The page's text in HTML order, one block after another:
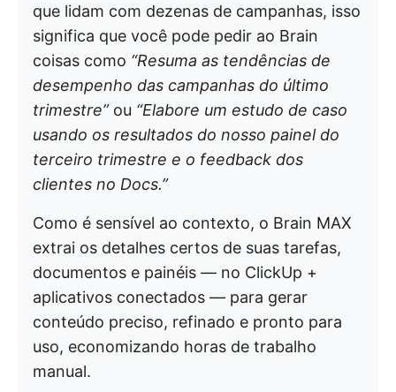
que lidam com dezenas de campanhas, isso
significa que você pode pedir ao Brain
coisas como “Resuma as tendências de
desempenho das campanhas do último
trimestre”ou “Elabore um estudo de caso
usando os resultados do nosso painel do
terceiro trimestre e o feedback dos
clientes no Docs.”
Como é sensível ao contexto, o Brain MAX
extrai os detalhes certos de suas tarefas,
documentos e painéis — no ClickUp +
aplicativos conectados — para gerar
conteúdo preciso, refinado e pronto para
uso, economizando horas de trabalho
manual.